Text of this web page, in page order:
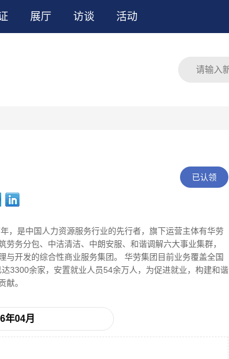
展厅 访谈 活动
已认领
，是中国人力资源服务行业的先行者，旗下运营主体有华劳
劳务分包、中洁清洁、中朗安服、和谐调解六大事业集群，
与开发的综合性商业服务集团。 华劳集团目前业务覆盖全国
3300余家，安置就业人员54余万人，为促进就业，构建和谐
献。